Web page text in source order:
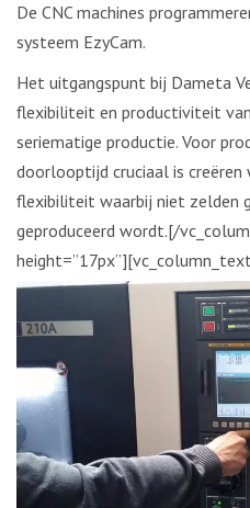
De CNC machines
systeem EzyCam.
Het uitgangspunt bij Dameta
flexibiliteit en productiviteit
seriematige productie. Voor
doorlooptijd cruciaal is creëren
flexibiliteit waarbij niet zelden
geproduceerd wordt.[/